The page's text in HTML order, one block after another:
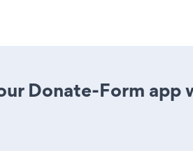
Donate-Form app